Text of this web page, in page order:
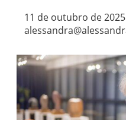
11 de outubro de 2025